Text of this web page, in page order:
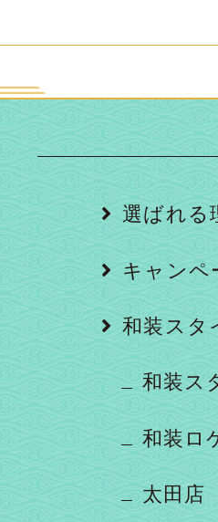
選ばれる
キャンペ
和装スタ
和装ス
和装ロ
太田店